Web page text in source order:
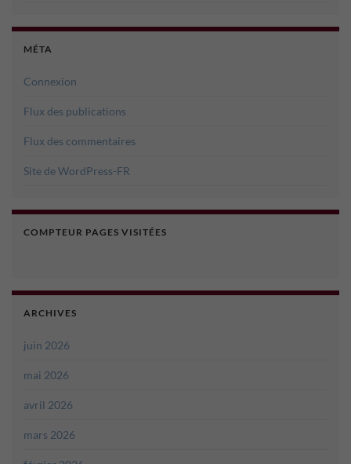
MÉTA
Connexion
Flux des publications
Flux des commentaires
Site de WordPress-FR
COMPTEUR PAGES VISITÉES
ARCHIVES
juin 2026
mai 2026
avril 2026
mars 2026